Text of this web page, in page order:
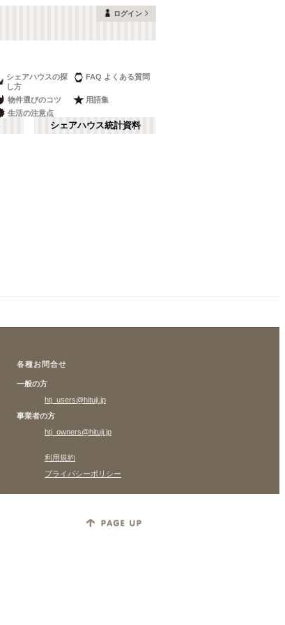
ログイン
シェアハウスの探
し方
FAQ よくある質問
物件選びのコツ
用語集
生活の注意点
シェアハウス統計資料
各種お問合せ
一般の方
htj_users@hituji.jp
事業者の方
htj_owners@hituji.jp
利用規約
プライバシーポリシー